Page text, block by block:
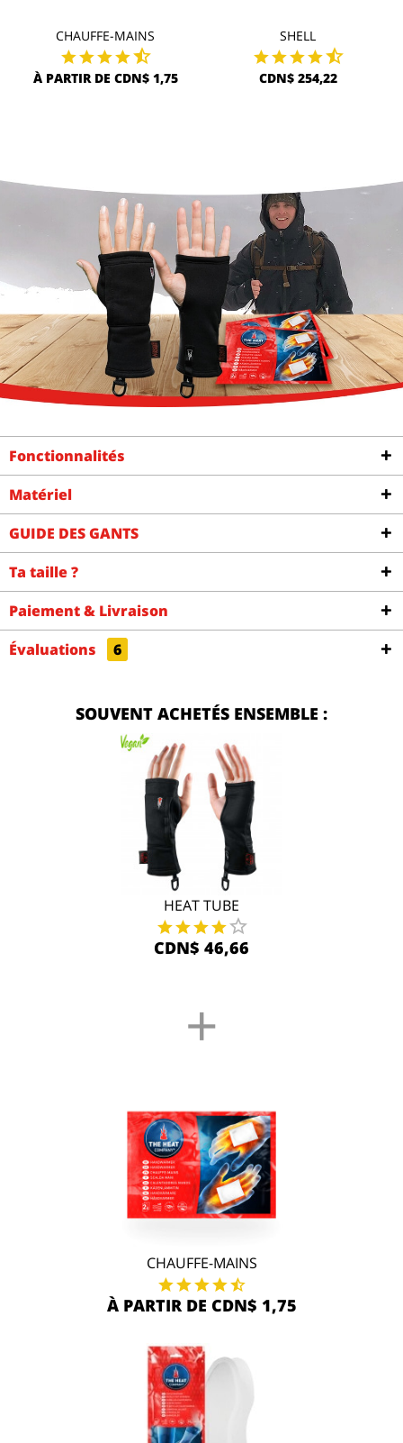
CHAUFFE-MAINS
À PARTIR DE CDN$ 1,75
SHELL
CDN$ 254,22
Fonctionnalités
Matériel
GUIDE DES GANTS
Ta taille ?
Paiement & Livraison
Évaluations
6
SOUVENT ACHETÉS ENSEMBLE :
HEAT TUBE
CDN$ 46,66
+
CHAUFFE-MAINS
À PARTIR DE CDN$ 1,75